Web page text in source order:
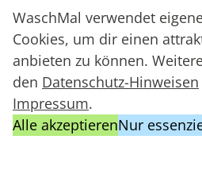
WaschMal verwendet
Cookies, um dir einen
anbieten zu können.
den Datenschutz-Hinweisen
Impressum.
Alle akzeptierenNur
Einsparpotentiale für
Arbeitskleidung
WaschMal GmbH
Datenschutz
Allgemeine